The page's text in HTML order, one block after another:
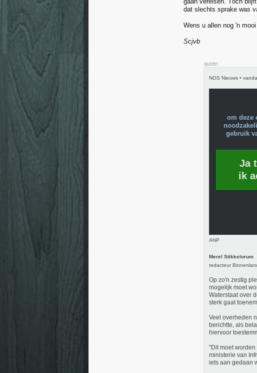
dat slechts sprake was
Wens u allen nog 'n
Scjvb
quote:
NOS Nieuws •
om deze
gebruik
Ja
ik
ANP
Merel Stikkelorum
redacteur
Op zo'n zestig
mogelijk moet
Waterstaat over
sterk gaat
Veel overheden
berichtte, als
hiervoor
"Dit moet
ministerie van
iets aan gedaan